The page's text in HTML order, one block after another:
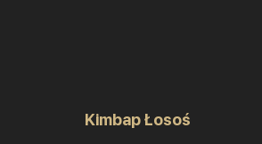
Kimbap Łosoś